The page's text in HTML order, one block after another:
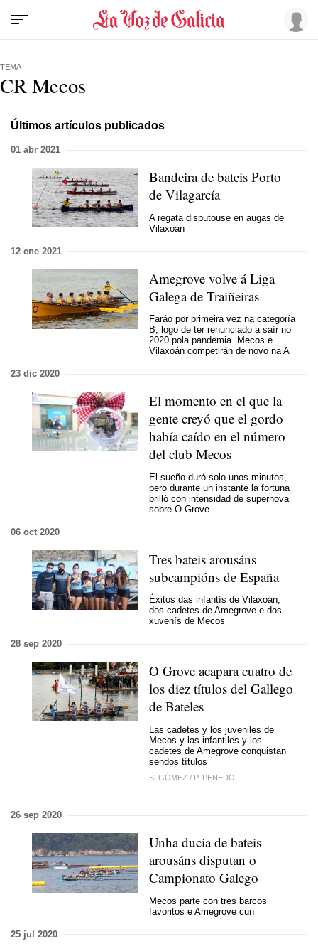
TEMA
CR Mecos
Últimos artículos publicados
01 abr 2021
Bandeira de bateis Porto
de Vilagarcía
A regata disputouse en augas de
Vilaxoán
12 ene 2021
Amegrove volve á Liga
Galega de Traiñeiras
Faráo por primeira vez na categoría
B, logo de ter renunciado a saír no
2020 pola pandemia. Mecos e
Vilaxoán competirán de novo na A
23 dic 2020
El momento en el que la
gente creyó que el gordo
había caído en el número
del club Mecos
El sueño duró solo unos minutos,
pero durante un instante la fortuna
brilló con intensidad de supernova
sobre O Grove
06 oct 2020
Tres bateis arousáns
subcampións de España
Éxitos das infantís de Vilaxoán,
dos cadetes de Amegrove e dos
xuvenís de Mecos
28 sep 2020
O Grove acapara cuatro de
los diez títulos del Gallego
de Bateles
Las cadetes y los juveniles de
Mecos y las infantiles y los
cadetes de Amegrove conquistan
sendos títulos
S. GÓMEZ / P. PENEDO
26 sep 2020
Unha ducia de bateis
arousáns disputan o
Campionato Galego
Mecos parte con tres barcos
favoritos e Amegrove cun
25 jul 2020